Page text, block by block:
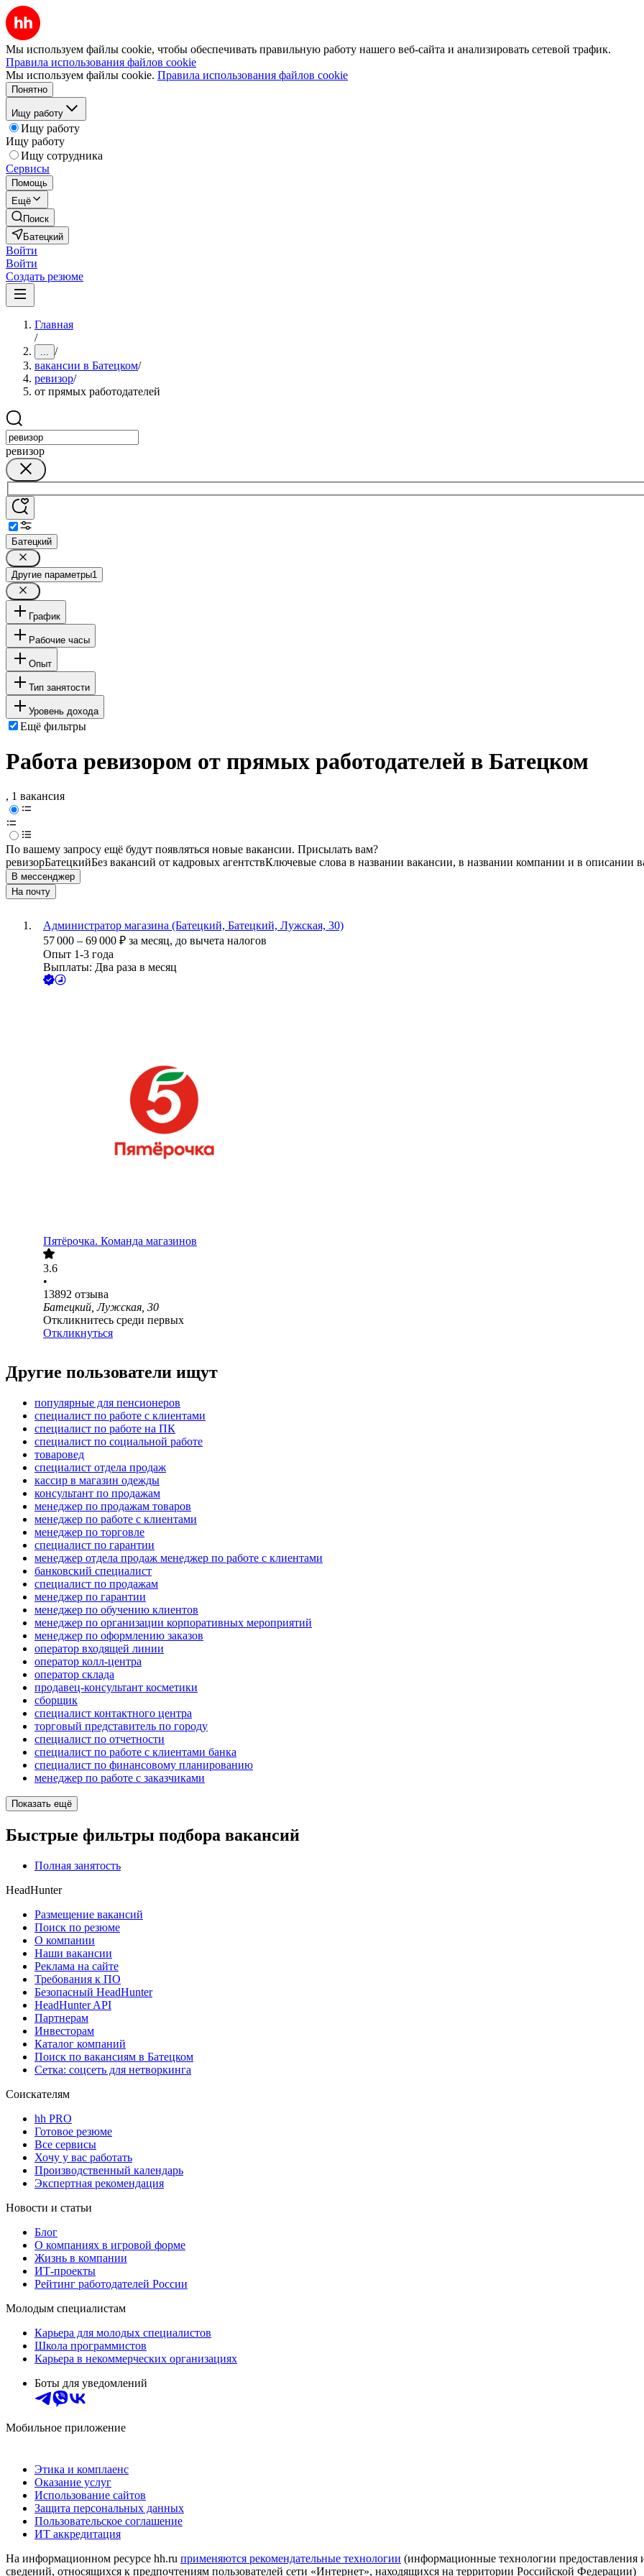
Мы используем файлы cookie, чтобы обеспечивать правильную работу нашего веб-сайта и анализировать сетевой трафик.
Правила использования файлов cookie
Мы используем файлы cookie. Правила использования файлов cookie
Понятно
Ищу работу
Ищу работу
Ищу работу
Ищу сотрудника
Сервисы
Помощь
Ещё
Поиск
Батецкий
Войти
Войти
Создать резюме
Главная
/
... /
вакансии в Батецком/
ревизор/
от прямых работодателей
ревизор
Батецкий
Другие параметры1
График
Рабочие часы
Опыт
Тип занятости
Уровень дохода
Ещё фильтры
Работа ревизором от прямых работодателей в Батецком
, 1 вакансия
По вашему запросу ещё будут появляться новые вакансии. Присылать вам?
ревизорБатецкийБез вакансий от кадровых агентствКлючевые слова в названии вакансии, в названии компании и в описании
В мессенджер
На почту
Администратор магазина (Батецкий, Батецкий, Лужская, 30)
57 000 – 69 000 ₽ за месяц, до вычета налогов
Опыт 1-3 года
Выплаты: Два раза в месяц
Пятёрочка. Команда магазинов
3.6
•
13892 отзыва
Батецкий, Лужская, 30
Откликнитесь среди первых
Откликнуться
Другие пользователи ищут
популярные для пенсионеров
специалист по работе с клиентами
специалист по работе на ПК
специалист по социальной работе
товаровед
специалист отдела продаж
кассир в магазин одежды
консультант по продажам
менеджер по продажам товаров
менеджер по работе с клиентами
менеджер по торговле
специалист по гарантии
менеджер отдела продаж менеджер по работе с клиентами
банковский специалист
специалист по продажам
менеджер по гарантии
менеджер по обучению клиентов
менеджер по организации корпоративных мероприятий
менеджер по оформлению заказов
оператор входящей линии
оператор колл-центра
оператор склада
продавец-консультант косметики
сборщик
специалист контактного центра
торговый представитель по городу
специалист по отчетности
специалист по работе с клиентами банка
специалист по финансовому планированию
менеджер по работе с заказчиками
Показать ещё
Быстрые фильтры подбора вакансий
Полная занятость
HeadHunter
Размещение вакансий
Поиск по резюме
О компании
Наши вакансии
Реклама на сайте
Требования к ПО
Безопасный HeadHunter
HeadHunter API
Партнерам
Инвесторам
Каталог компаний
Поиск по вакансиям в Батецком
Сетка: соцсеть для нетворкинга
Соискателям
hh PRO
Готовое резюме
Все сервисы
Хочу у вас работать
Производственный календарь
Экспертная рекомендация
Новости и статьи
Блог
О компаниях в игровой форме
Жизнь в компании
ИТ-проекты
Рейтинг работодателей России
Молодым специалистам
Карьера для молодых специалистов
Школа программистов
Карьера в некоммерческих организациях
Боты для уведомлений
Мобильное приложение
Этика и комплаенс
Оказание услуг
Использование сайтов
Защита персональных данных
Пользовательское соглашение
ИТ аккредитация
На информационном ресурсе hh.ru применяются рекомендательные технологии (информационные технологии предоставления
сведений, относящихся к предпочтениям пользователей сети «Интернет», находящихся на территории Российской Федерации)